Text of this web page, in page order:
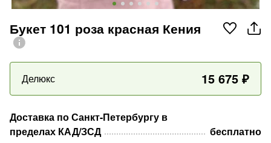
Букет 101 роза красная Кения
Делюкс 15 675 ₽
Доставка по Санкт-Петербургу в
пределах КАД/ЗСД
бесплатно